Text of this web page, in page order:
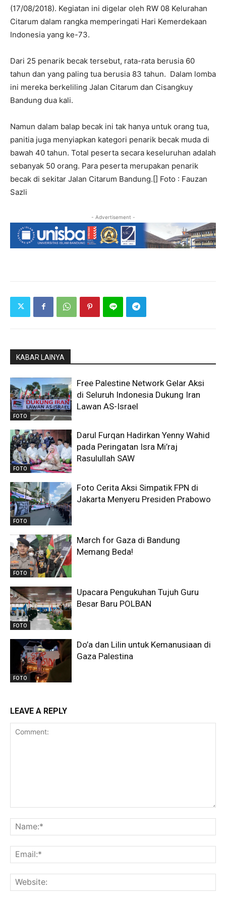
(17/08/2018). Kegiatan ini digelar oleh RW 08 Kelurahan
Citarum dalam rangka memperingati Hari Kemerdekaan
Indonesia yang ke-73.
Dari 25 penarik becak tersebut, rata-rata berusia 60
tahun dan yang paling tua berusia 83 tahun. Dalam lomba
ini mereka berkeliling Jalan Citarum dan Cisangkuy
Bandung dua kali.
Namun dalam balap becak ini tak hanya untuk orang tua,
panitia juga menyiapkan kategori penarik becak muda di
bawah 40 tahun. Total peserta secara keseluruhan adalah
sebanyak 50 orang. Para peserta merupakan penarik
becak di sekitar Jalan Citarum Bandung.[] Foto : Fauzan
Sazli
- Advertisement -
KABAR LAINYA
FOTO
Free Palestine Network Gelar Aksi
di Seluruh Indonesia Dukung Iran
Lawan AS-Israel
FOTO
Darul Furqan Hadirkan Yenny Wahid
pada Peringatan Isra Mi’raj
Rasulullah SAW
FOTO
Foto Cerita Aksi Simpatik FPN di
Jakarta Menyeru Presiden Prabowo
FOTO
March for Gaza di Bandung
Memang Beda!
FOTO
Upacara Pengukuhan Tujuh Guru
Besar Baru POLBAN
FOTO
Do’a dan Lilin untuk Kemanusiaan di
Gaza Palestina
LEAVE A REPLY